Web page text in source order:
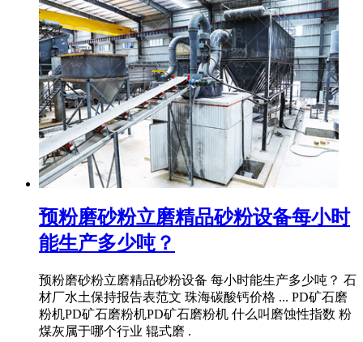
预粉磨砂粉立磨精品砂粉设备每小时
能生产多少吨？
预粉磨砂粉立磨精品砂粉设备 每小时能生产多少吨？ 石
材厂水土保持报告表范文 珠海碳酸钙价格 ... PD矿石磨
粉机PD矿石磨粉机PD矿石磨粉机 什么叫磨蚀性指数 粉
煤灰属于哪个行业 辊式磨 .